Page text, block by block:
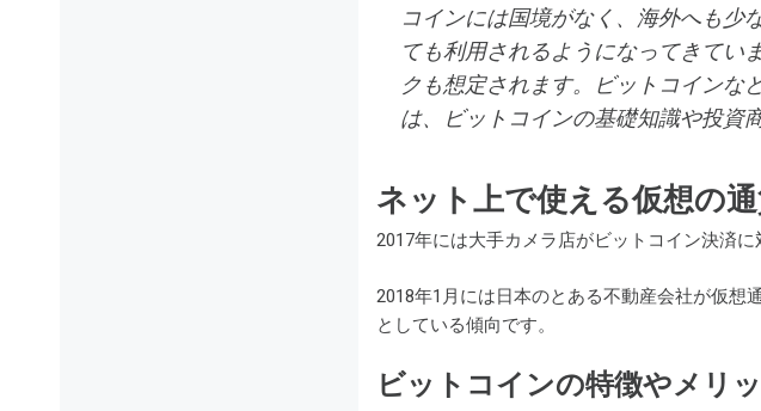
コインには国境がなく、海外へも少
ても利用されるようになってきてい
クも想定されます。ビットコインな
は、ビットコインの基礎知識や投資
ネット上で使える仮想の
2017年には大手カメラ店がビットコイン決済
2018年1月には日本のとある不動産会社が仮想
としている傾向です。
ビットコインの特徴やメリ